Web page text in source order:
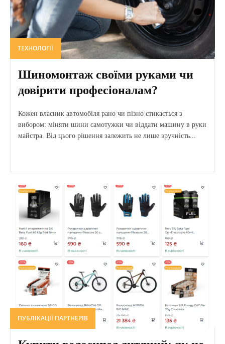
ТЕХНОЛОГІЇ
Шиномонтаж своїми руками чи
довірити професіоналам?
Кожен власник автомобіля рано чи пізно стикається з
вибором: міняти шини самотужки чи віддати машину в руки
майстра. Від цього рішення залежить не лише зручність...
ПУБЛІКАЦІЇ ПАРТНЕРІВ